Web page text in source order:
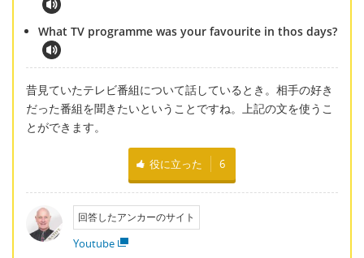
What TV programme was your favourite in thos days?
昔見ていたテレビ番組について話しているとき。相手の好き
だった番組を聞きたいということですね。上記の文を使うこ
とができます。
役に立った 6
回答したアンカーのサイト
Youtube